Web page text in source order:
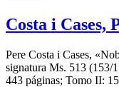
Costa i Cases,
Pere Costa i Cases, «
signatura Ms. 513 (153/
443 páginas; Tomo II: